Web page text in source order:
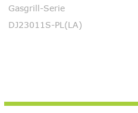
Gasgrill-Serie
DJ23011S-PL(LA)